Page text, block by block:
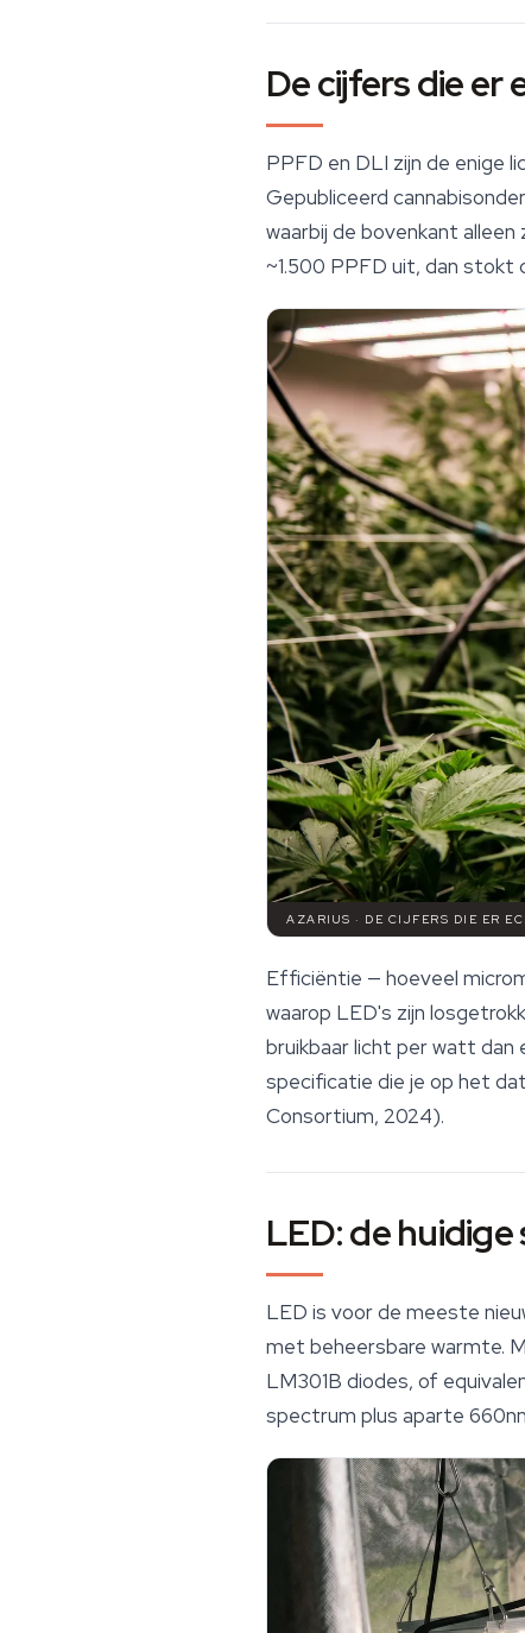
De cijfers die er
PPFD en DLI zijn de enige
Gepubliceerd
waarbij de bovenkant
~1.500 PPFD uit, dan
AZARIUS · DE CIJFERS DIE ER
Efficiëntie — hoeveel
waarop LED's zijn
bruikbaar licht per watt dan
specificatie die je op het
Consortium, 2024).
LED: de
LED is voor de meeste
met beheersbare warmte.
LM301B diodes, of
spectrum plus aparte